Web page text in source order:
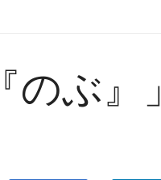
ぶ』」